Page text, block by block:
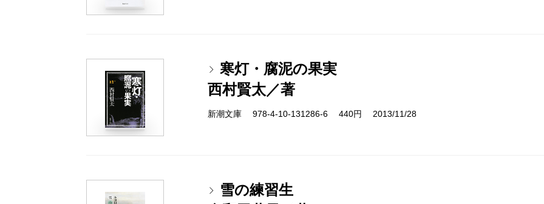
寒灯・腐泥の果実
西村賢太／著
新潮文庫 978-4-10-131286-6 440円 2013/11/28
雪の練習生